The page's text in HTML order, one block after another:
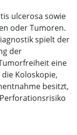
ulcerosa sowie
oder Tumoren.
spielt der
der
eine
Koloskopie,
besitzt,